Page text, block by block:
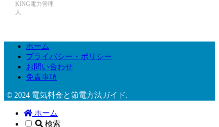
KING電力管理
人
ホーム
プライバシー・ポリシー
お問い合わせ
免責事項
© 2024 電気料金と節電方法ガイド.
ホーム
検索